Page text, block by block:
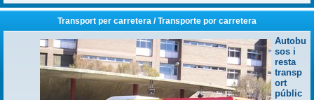
Transport per carretera / Transporte por carretera
Autobu
sos i
resta
transp
ort
públic